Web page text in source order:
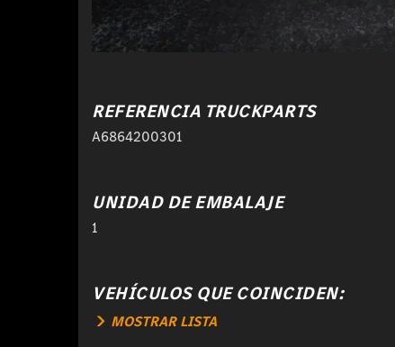
REFERENCIA TRUCKPARTS
A6864200301
UNIDAD DE EMBALAJE
1
VEHÍCULOS QUE COINCIDEN:
MOSTRAR LISTA